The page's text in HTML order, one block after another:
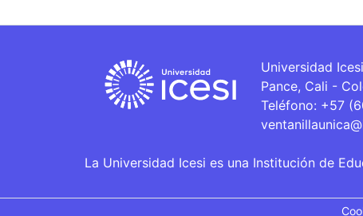
Universidad
Pance, Cali -
Teléfono: +57
La Universidad Icesi es una Institución de